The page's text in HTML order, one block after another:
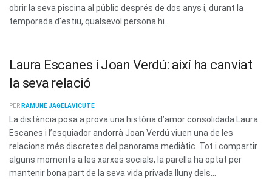
obrir la seva piscina al públic després de dos anys i, durant la
temporada d'estiu, qualsevol persona hi...
Laura Escanes i Joan Verdú: així ha canviat
la seva relació
PER RAMUNÉ JAGELAVICUTE
La distància posa a prova una història d’amor consolidada Laura
Escanes i l’esquiador andorrà Joan Verdú viuen una de les
relacions més discretes del panorama mediàtic. Tot i compartir
alguns moments a les xarxes socials, la parella ha optat per
mantenir bona part de la seva vida privada lluny dels...